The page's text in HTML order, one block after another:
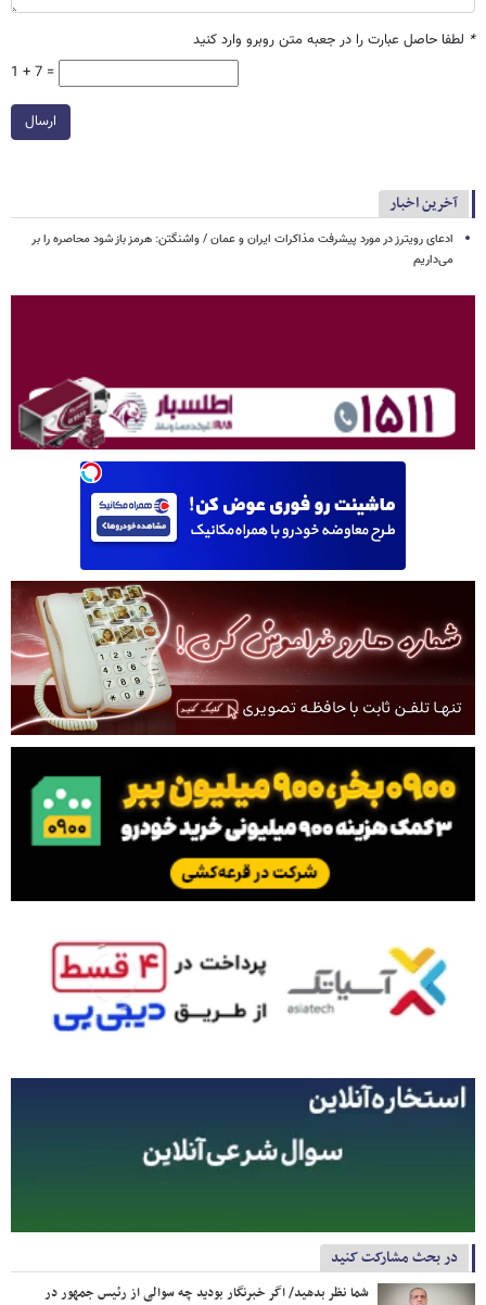
* لطفا حاصل عبارت را در جعبه متن روبرو وارد کنید
1 + 7 =
ارسال
آخرین اخبار
ادعای رویترز در مورد پیشرفت مذاکرات ایران و عمان / واشنگتن: هرمز باز شود محاصره را بر
می‌داریم
در بحث مشارکت کنید
شما نظر بدهید/ اگر خبرنگار بودید چه سوالی از رئیس جمهور در